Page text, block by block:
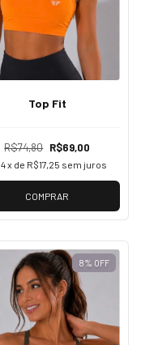
Top Fit
R$74,80 R$69,00
4x de R$17,25 sem juros
COMPRAR
8% OFF